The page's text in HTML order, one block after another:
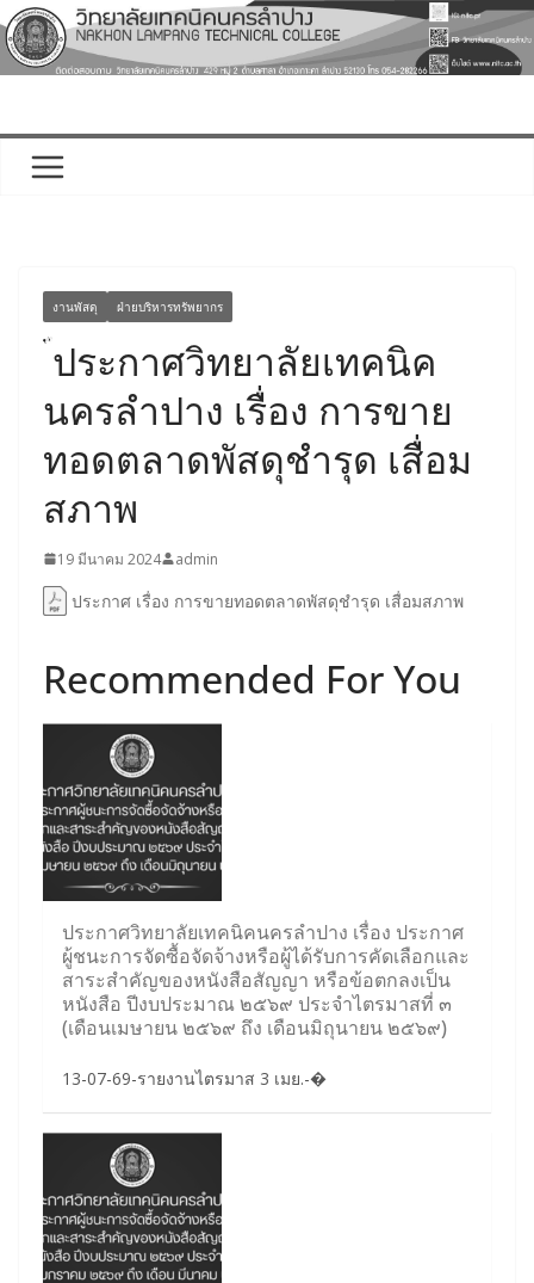
Skip
to
content
งานพัสดุ ฝ่ายบริหารทรัพยากร
ประกาศวิทยาลัยเทคนิค
นครลำปาง เรื่อง การขาย
ทอดตลาดพัสดุชำรุด เสื่อม
สภาพ
19 มีนาคม 2024 admin
ประกาศ เรื่อง การขายทอดตลาดพัสดุชำรุด เสื่อมสภาพ
Recommended For You
ประกาศวิทยาลัยเทคนิคนครลำปาง เรื่อง ประกาศ
ผู้ชนะการจัดซื้อจัดจ้างหรือผู้ได้รับการคัดเลือกและ
สาระสำคัญของหนังสือสัญญา หรือข้อตกลงเป็น
หนังสือ ปีงบประมาณ ๒๕๖๙ ประจำไตรมาสที่ ๓
(เดือนเมษายน ๒๕๖๙ ถึง เดือนมิถุนายน ๒๕๖๙)
13-07-69-รายงานไตรมาส 3 เมย.-�